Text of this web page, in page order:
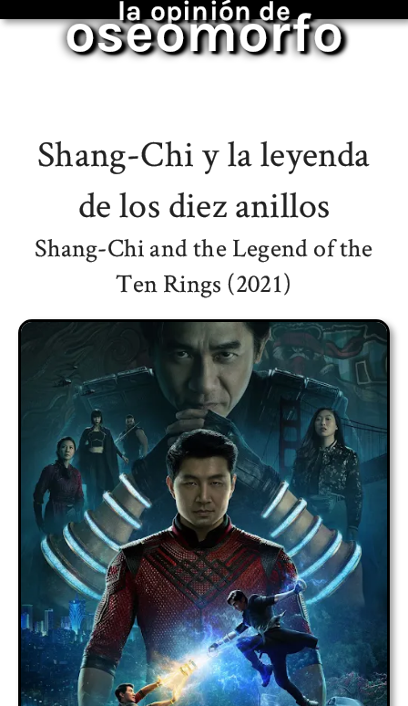
la opinión de
oseomorfo
Shang-Chi y la leyenda
de los diez anillos
Shang-Chi and the Legend of the
Ten Rings (2021)